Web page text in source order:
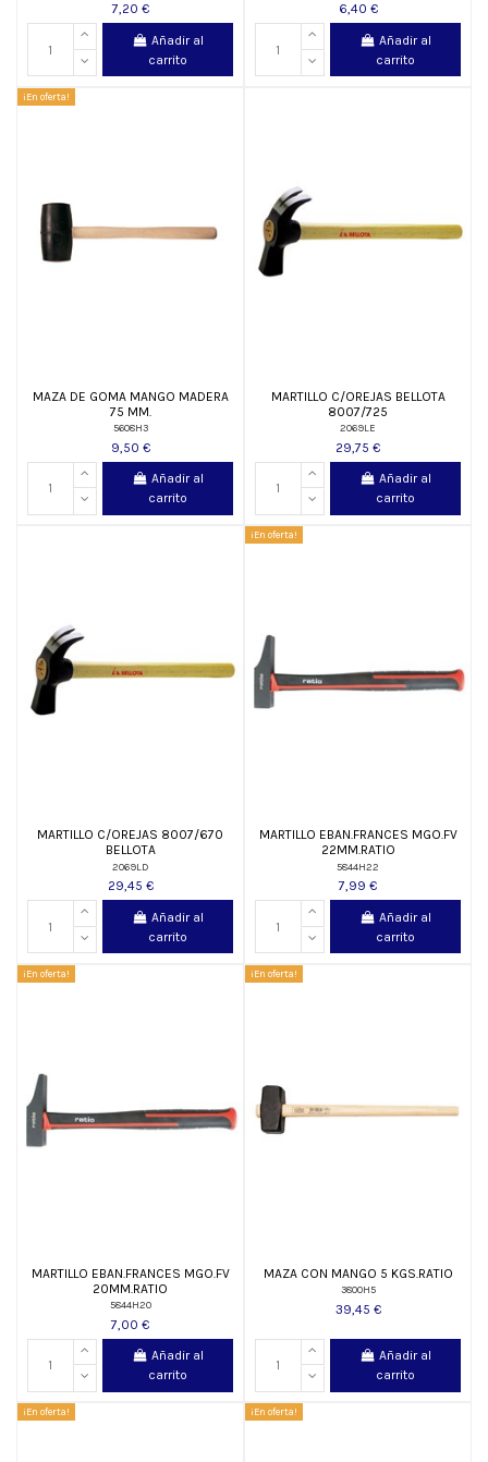
7,20 €
Añadir al
carrito
6,40 €
Añadir al
carrito
¡En oferta!
MAZA DE GOMA MANGO MADERA
75 MM.
5608H3
9,50 €
Añadir al
carrito
MARTILLO C/OREJAS BELLOTA
8007/725
2069LE
29,75 €
Añadir al
carrito
MARTILLO C/OREJAS 8007/670
BELLOTA
2069LD
29,45 €
Añadir al
carrito
¡En oferta!
MARTILLO EBAN.FRANCES MGO.FV
22MM.RATIO
5844H22
7,99 €
Añadir al
carrito
¡En oferta!
MARTILLO EBAN.FRANCES MGO.FV
20MM.RATIO
5844H20
7,00 €
Añadir al
carrito
¡En oferta!
MAZA CON MANGO 5 KGS.RATIO
3800H5
39,45 €
Añadir al
carrito
¡En oferta! ¡En oferta!